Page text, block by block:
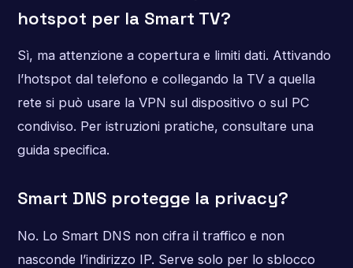
hotspot per la Smart TV?
Sì, ma attenzione a copertura e limiti dati. Attivando
l’hotspot dal telefono e collegando la TV a quella
rete si può usare la VPN sul dispositivo o sul PC
condiviso. Per istruzioni pratiche, consultare una
guida specifica.
Smart DNS protegge la privacy?
No. Lo Smart DNS non cifra il traffico e non
nasconde l’indirizzo IP. Serve solo per lo sblocco